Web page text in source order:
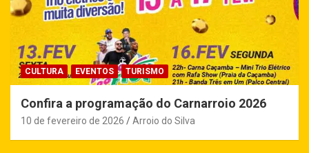
CULTURA EVENTOS TURISMO
Confira a programação do Carnarroio 2026
10 de fevereiro de 2026 Arroio do Silva